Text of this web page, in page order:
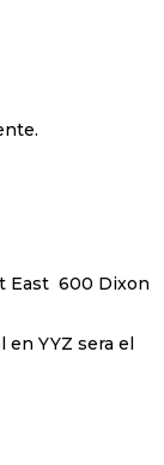
East 600 Dixon
en YYZ sera el